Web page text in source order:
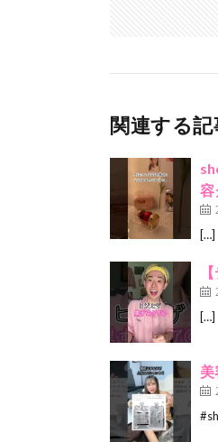
関連する記
容
[…]
[…]